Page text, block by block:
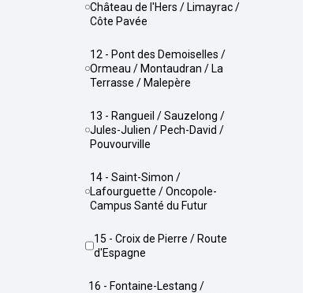
Château de l'Hers / Limayrac /
Côte Pavée
12 - Pont des Demoiselles /
Ormeau / Montaudran / La
Terrasse / Malepère
13 - Rangueil / Sauzelong /
Jules-Julien / Pech-David /
Pouvourville
14 - Saint-Simon /
Lafourguette / Oncopole-
Campus Santé du Futur
15 - Croix de Pierre / Route
d'Espagne
16 - Fontaine-Lestang /